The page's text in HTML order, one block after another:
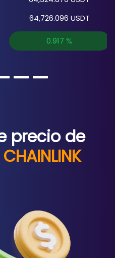
64,726.096 USDT
0.917 %
precio de
CHAINLINK